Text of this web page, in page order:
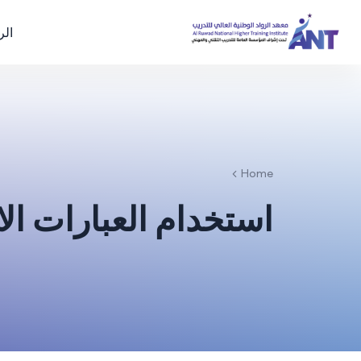
Home
استخدام العبارات